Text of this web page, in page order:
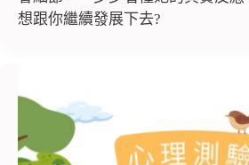
想跟你繼續發展下去?